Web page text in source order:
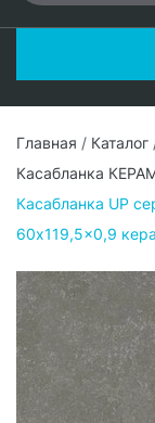
Главная / Каталог
Касабланка
Касабланка UP
60x119,5x0,9